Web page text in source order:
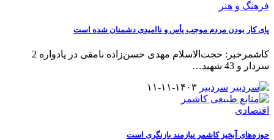
فرهنگ و هنر
پای کار بودن مردم موجب یأس و ناامیدی دشمنان شده است
کاشمرخبر: حجت‌الاسلام مهدی حسن‌زاده نامقی در یادواره 2
سردار و 43 شهید
…
سردبیر ۱۴۰۳-۱۱-۱۱
اقتصادی
حوزه‌های آبخیز کاشمر نیازمند بازنگری است